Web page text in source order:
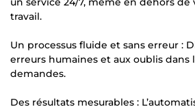
travail.
Un processus fluide et sans erreur :
erreurs humaines et aux oublis dans
demandes.
Des résultats mesurables :